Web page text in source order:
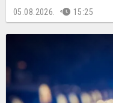
05.08.2026. 15:25